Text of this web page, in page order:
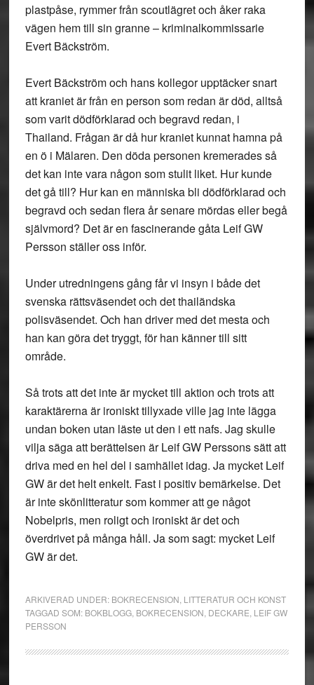
plastpåse, rymmer från scoutlägret och åker raka
vägen hem till sin granne – kriminalkommissarie
Evert Bäckström.
Evert Bäckström och hans kollegor upptäcker snart
att kraniet är från en person som redan är död, alltså
som varit dödförklarad och begravd redan, i
Thailand. Frågan är då hur kraniet kunnat hamna på
en ö i Mälaren. Den döda personen kremerades så
det kan inte vara någon som stulit liket. Hur kunde
det gå till? Hur kan en människa bli dödförklarad och
begravd och sedan flera år senare mördas eller begå
självmord? Det är en fascinerande gåta Leif GW
Persson ställer oss inför.
Under utredningens gång får vi insyn i både det
svenska rättsväsendet och det thailändska
polisväsendet. Och han driver med det mesta och
han kan göra det tryggt, för han känner till sitt
område.
Så trots att det inte är mycket till aktion och trots att
karaktärerna är ironiskt tillyxade ville jag inte lägga
undan boken utan läste ut den i ett nafs. Jag skulle
vilja säga att berättelsen är Leif GW Perssons sätt att
driva med en hel del i samhället idag. Ja mycket Leif
GW är det helt enkelt. Fast i positiv bemärkelse. Det
är inte skönlitteratur som kommer att ge något
Nobelpris, men roligt och ironiskt är det och
överdrivet på många håll. Ja som sagt: mycket Leif
GW är det.
ARKIVERAD UNDER: BOKRECENSION LITTERATUR OCH KONST
TAGGAD SOM: BOKBLOGG, BOKRECENSION DECKARE LEIF GW
PERSSON